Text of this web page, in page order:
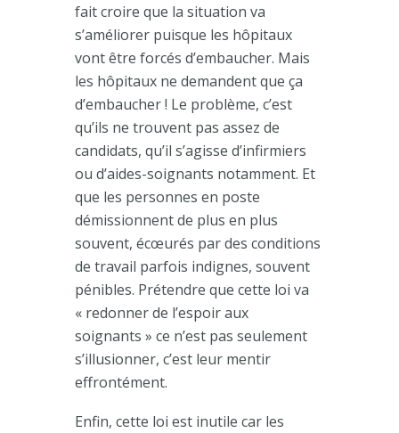
fait croire que la situation va
s’améliorer puisque les hôpitaux
vont être forcés d’embaucher. Mais
les hôpitaux ne demandent que ça
d’embaucher ! Le problème, c’est
qu’ils ne trouvent pas assez de
candidats, qu’il s’agisse d’infirmiers
ou d’aides-soignants notamment. Et
que les personnes en poste
démissionnent de plus en plus
souvent, écœurés par des conditions
de travail parfois indignes, souvent
pénibles. Prétendre que cette loi va
« redonner de l’espoir aux
soignants » ce n’est pas seulement
s’illusionner, c’est leur mentir
effrontément.
Enfin, cette loi est inutile car les